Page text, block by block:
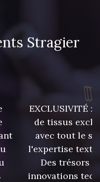
Stragier
EXCLUSIVITÉ :
de tissus
avec tout le
l'expertise
Des trésors
innovations